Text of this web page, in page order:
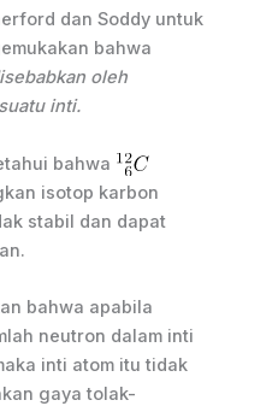
dan Soddy untuk
bahwa
oleh
inti.
bahwa
isotop karbon
stabil dan dapat
bahwa apabila
neutron dalam inti
inti atom itu tidak
gaya tolak-